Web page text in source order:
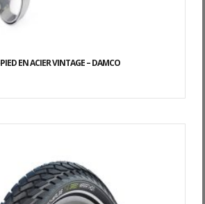
EN ACIER VINTAGE – DAMCO